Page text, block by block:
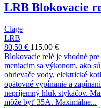
LRB Blokovacie
Clage
LRB
80,50 € 115,00 €
Blokovacie relé je vhodné
meniacim sa výkonom, ako
ohrievače vody, elektrické
opätovné vypínanie a
nepríjemný hluk stykačov.
môže byť 35A. Maximálne...